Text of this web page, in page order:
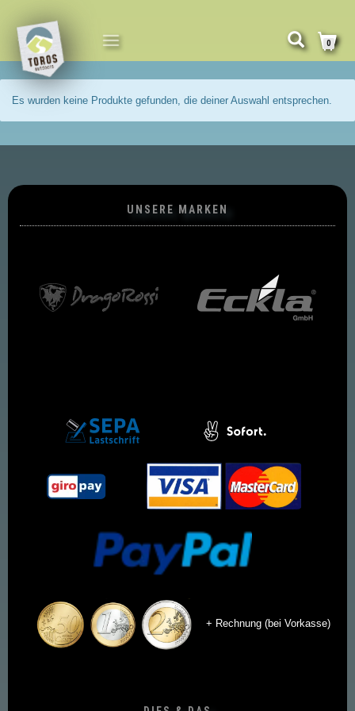
NAVIGATION
UMSCHALTEN
0
Es wurden keine Produkte gefunden, die deiner Auswahl entsprechen.
UNSERE MARKEN
+ Rechnung (bei Vorkasse)